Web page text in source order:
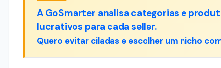
A GoSmarter analisa categorias e
lucrativos para cada seller.
Quero evitar ciladas e escolher um nicho